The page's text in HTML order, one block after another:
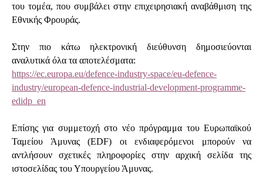
του τομέα, που συμβάλει στην επιχειρησιακή αναβάθμιση της
Εθνικής Φρουράς.
Στην πιο κάτω ηλεκτρονική διεύθυνση δημοσιεύονται
αναλυτικά όλα τα αποτελέσματα:
https://ec.europa.eu/defence-industry-space/eu-defence-
industry/european-defence-industrial-development-programme-
edidp_en
Επίσης για συμμετοχή στο νέο πρόγραμμα του Ευρωπαϊκού
Ταμείου Άμυνας (EDF) οι ενδιαφερόμενοι μπορούν να
αντλήσουν σχετικές πληροφορίες στην αρχική σελίδα της
ιστοσελίδας του Υπουργείου Άμυνας.